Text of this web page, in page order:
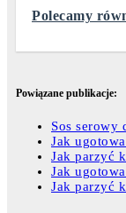
Polecamy
Powiązane publikacje:
Sos serowy
Jak
Jak parzyć
Jak
Jak parzyć